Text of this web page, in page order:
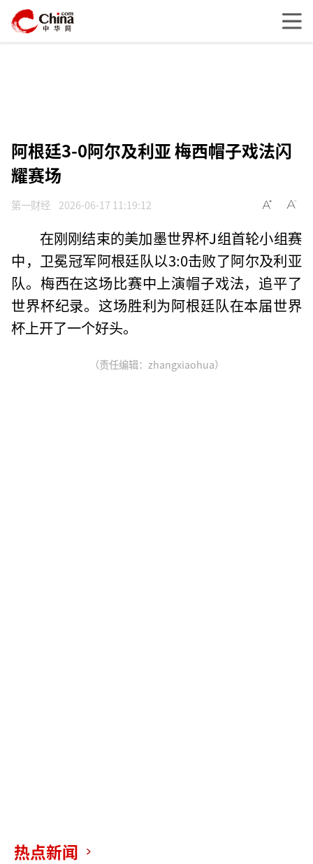
阿根廷3-0阿尔及利亚 梅西帽子戏法闪
耀赛场
第一财经 2026-06-17 11:19:12
在刚刚结束的美加墨世界杯J组首轮小组赛
中，卫冕冠军阿根廷队以3:0击败了阿尔及利亚
队。梅西在这场比赛中上演帽子戏法，追平了
世界杯纪录。这场胜利为阿根廷队在本届世界
杯上开了一个好头。
（责任编辑：zhangxiaohua）
热点新闻